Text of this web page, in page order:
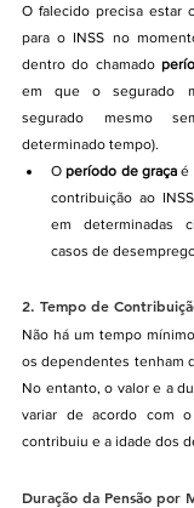
O falecido precisa estar
para o INSS no
dentro do chamado
em que o segurado
segurado mesmo
determinado tempo).
O período de graça é
contribuição ao
em determinadas
casos de
2. Tempo de
Não há um tempo
os dependentes tenham
No entanto, o valor e a
variar de acordo com
contribuiu e a idade dos
Duração da Pensão por